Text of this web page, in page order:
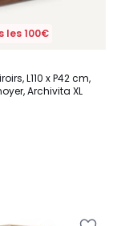
les 100€
L110 x P42 cm,
Archivita XL